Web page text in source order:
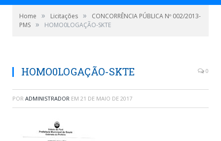
Home » Licitações »
CONCORRÊNCIA PÚBLICA Nº 002/2013-
PMS » HOMO0LOGAÇÃO-SKTE
HOMO0LOGAÇÃO-SKTE 0
POR ADMINISTRADOR EM 21 DE MAIO DE 2017